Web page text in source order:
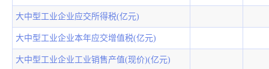
大中型工业企业应交所得税(亿元)
大中型工业企业本年应交增值税(亿元)
大中型工业企业工业销售产值(现价)(亿元)